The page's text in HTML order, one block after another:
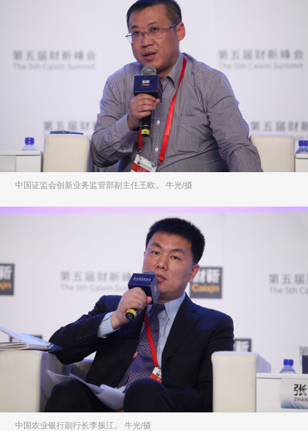
中国证监会创新业务监管部副主任王欧。 牛光/摄
中国农业银行副行长李振江。 牛光/摄